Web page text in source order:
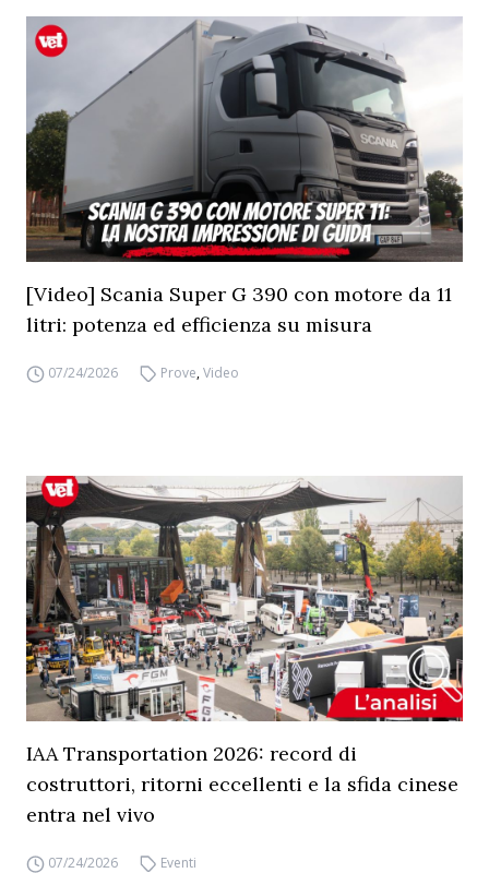
[Video] Scania Super G 390 con motore da 11
litri: potenza ed efficienza su misura
07/24/2026 Prove,Video
IAA Transportation 2026: record di
costruttori, ritorni eccellenti e la sfida cinese
entra nel vivo
07/24/2026 Eventi